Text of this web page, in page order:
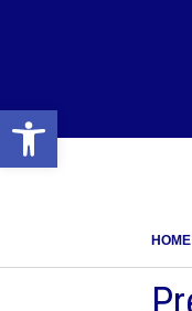
Barra de Ferramentas Aberta
HOME